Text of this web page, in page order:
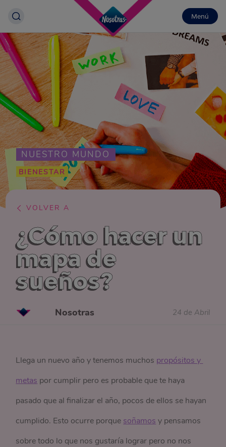
Menú
NUESTRO MUNDO
BIENESTAR
VOLVER A
¿Cómo hacer un
mapa de
sueños?
Nosotras 24 de Abril
Llega un nuevo año y tenemos muchos propósitos y
metas por cumplir pero es probable que te haya
pasado que al finalizar el año, pocos de ellos se hayan
cumplido. Esto ocurre porque soñamos y pensamos
sobre todo lo que nos gustaría lograr pero no nos